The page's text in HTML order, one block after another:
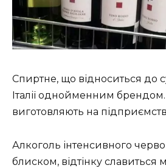
Спиртне, що відноситься до
Італії однойменним
виготовляють на
Алкоголь інтенсивного
блиском, відтінку славиться